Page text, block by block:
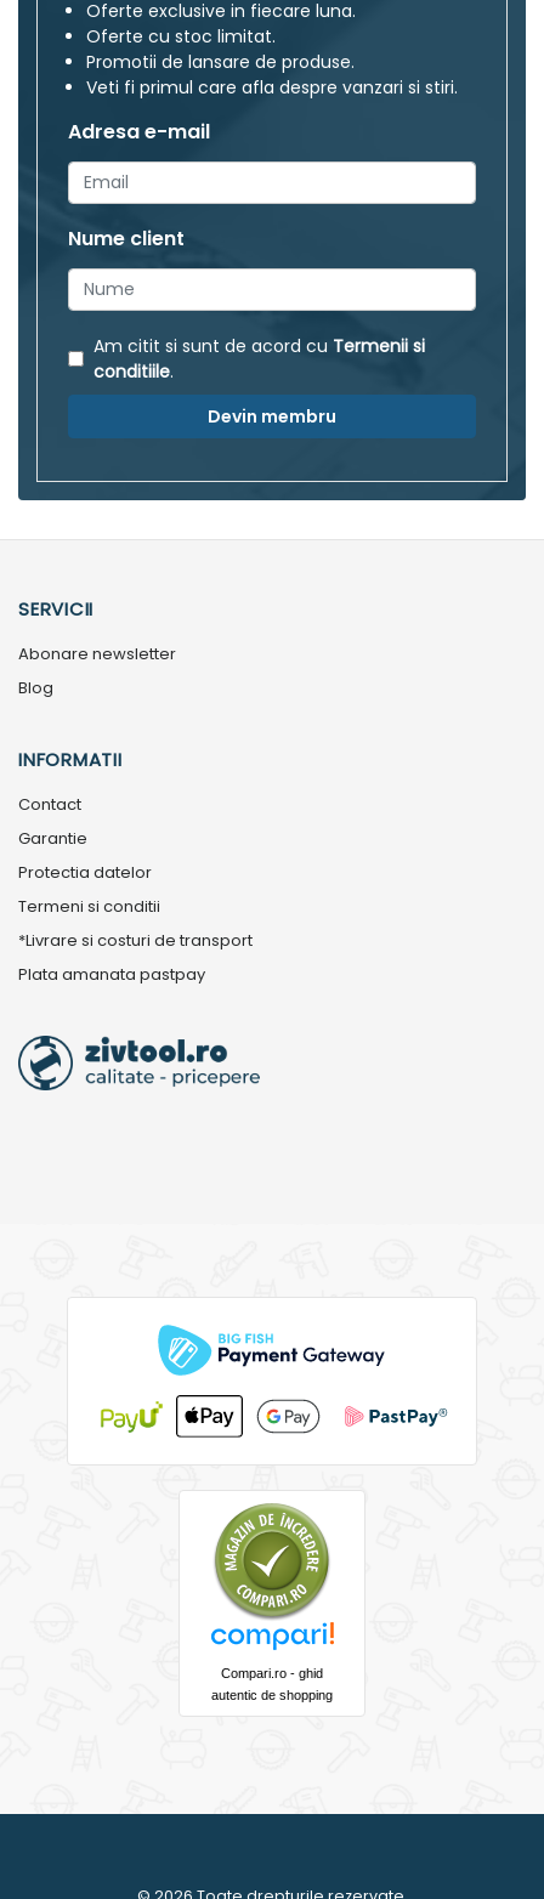
Oferte exclusive in fiecare luna.
Oferte cu stoc limitat.
Promotii de lansare de produse.
Veti fi primul care afla despre vanzari si stiri.
Adresa e-mail
Nume client
Am citit si sunt de acord cu Termenii si
conditiile.
Devin membru
SERVICII
Abonare newsletter
Blog
INFORMATII
Contact
Garantie
Protectia datelor
Termeni si conditii
*Livrare si costuri de transport
Plata amanata pastpay
Compari.ro - ghid
autentic de shopping